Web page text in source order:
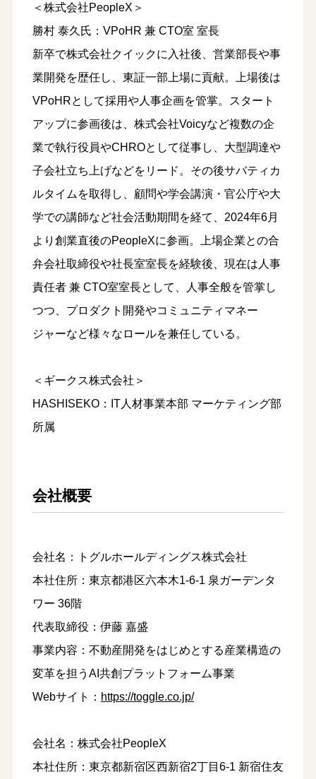
＜株式会社PeopleX＞
勝村 泰久氏：VPoHR 兼 CTO室 室長
新卒で株式会社クイックに入社後、営業部長や事
業開発を歴任し、東証一部上場に貢献。上場後は
VPoHRとして採用や人事企画を管掌。スタート
アップに参画後は、株式会社Voicyなど複数の企
業で執行役員やCHROとして従事し、大型調達や
子会社立ち上げなどをリード。その後サバティカ
ルタイムを取得し、顧問や学会講演・官公庁や大
学での講師など社会活動期間を経て、2024年6月
より創業直後のPeopleXに参画。上場企業との合
弁会社取締役や社長室室長を経験後、現在は人事
責任者 兼 CTO室室長として、人事全般を管掌し
つつ、プロダクト開発やコミュニティマネー
ジャーなど様々なロールを兼任している。
＜ギークス株式会社＞
HASHISEKO：IT人材事業本部 マーケティング部
所属
会社概要
会社名：トグルホールディングス株式会社
本社住所：東京都港区六本木1-6-1 泉ガーデンタ
ワー 36階
代表取締役：伊藤 嘉盛
事業内容：不動産開発をはじめとする産業構造の
変革を担うAI共創プラットフォーム事業
Webサイト： https://toggle.co.jp/
会社名：株式会社PeopleX
本社住所：東京都新宿区西新宿2丁目6-1 新宿住友